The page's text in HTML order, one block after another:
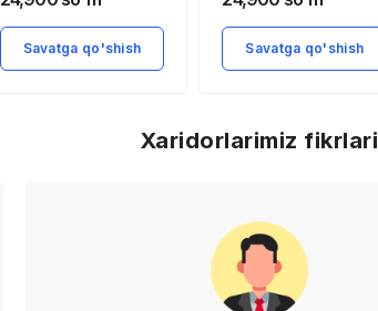
Savatga qo'shish Savatga qo'shish
Xaridorlarimiz fikrlari